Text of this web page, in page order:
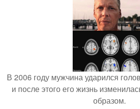
В 2006 году мужчина ударился
и после этого его жизнь
образом.